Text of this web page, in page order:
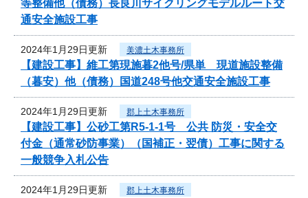
等整備他（債務）長良川サイクリングモデルルート交
通安全施設工事
2024年1月29日更新 美濃土木事務所
【建設工事】維工第現施暮2他号/県単 現道施設整備
（暮安）他（債務）国道248号他交通安全施設工事
2024年1月29日更新 郡上土木事務所
【建設工事】公砂工第R5-1-1号 公共 防災・安全交
付金（通常砂防事業）（国補正・翌債）工事に関する
一般競争入札公告
2024年1月29日更新 郡上土木事務所